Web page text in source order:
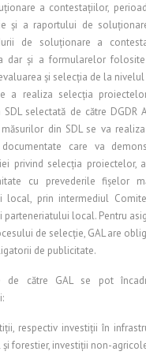
a contestațiilor,
și a raportului de
de soluționare a
dar și a formularelor
și selecția de la nivelul
a realiza selecția
selectată de către DGDR
din SDL se va
care va
privind selecția proiectelor,
cu prevederile fișelor
local, prin intermediul
parteneriatului local. Pentru
de selecție, GAL are
de publicitate.
de către GAL se pot
respectiv investiții în
forestier, investiții non-